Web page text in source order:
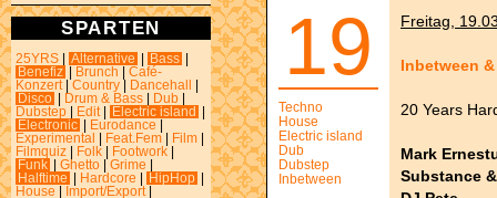
SPARTEN
25YRS Alternative Bass
Benefiz
Brunch
Café-
Konzert
Country Dancehall
Disco
Drum & Bass Dub
Dubstep
Edit Electric island
Electronic
Eurodance
Experimental
Feat.Fem Film
Filmquiz
Folk Footwork
Funk
Ghetto Grime
Halftime
Hardcore HipHop
House
Import/Export
19
Techno
House
Electric island
Dub
Dubstep
Inbetween
Freitag,
Inbetween
20 Years
Mark
Substance